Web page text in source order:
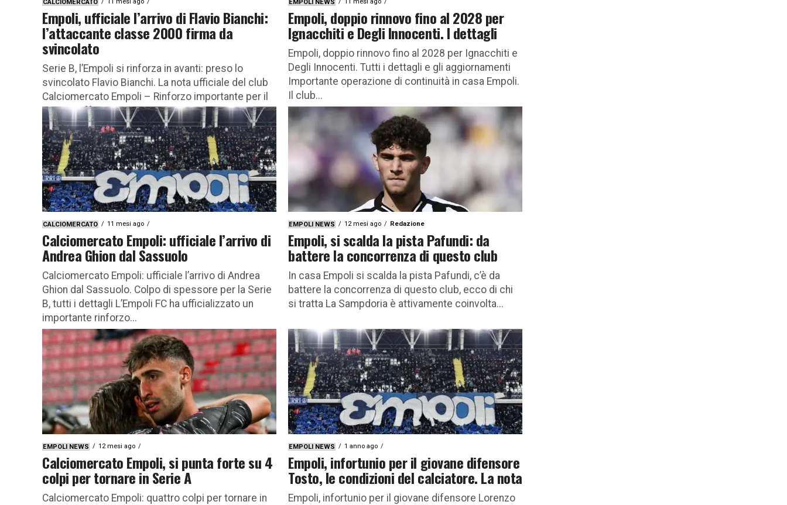
CALCIOMERCATO
Empoli, ufficiale l’arrivo di Flavio Bianchi:
l’attaccante classe 2000 firma da
svincolato
Serie B, l’Empoli si rinforza in avanti: preso lo
svincolato Flavio Bianchi. La nota ufficiale del club
Calciomercato Empoli – Rinforzo importante per il
reparto offensivo...
EMPOLI NEWS
Empoli, doppio rinnovo fino al 2028 per
Ignacchiti e Degli Innocenti. I dettagli
Empoli, doppio rinnovo fino al 2028 per Ignacchiti e
Degli Innocenti. Tutti i dettagli e gli aggiornamenti
Importante operazione di continuità in casa Empoli.
Il club...
CALCIOMERCATO 11 mesi ago
Calciomercato Empoli: ufficiale l’arrivo di
Andrea Ghion dal Sassuolo
Calciomercato Empoli: ufficiale l’arrivo di Andrea
Ghion dal Sassuolo. Colpo di spessore per la Serie
B, tutti i dettagli L’Empoli FC ha ufficializzato un
importante rinforzo...
EMPOLI NEWS 12 mesi ago Redazione
Empoli, si scalda la pista Pafundi: da
battere la concorrenza di questo club
In casa Empoli si scalda la pista Pafundi, c’è da
battere la concorrenza di questo club, ecco di chi
si tratta La Sampdoria è attivamente coinvolta...
EMPOLI NEWS 12 mesi ago
Calciomercato Empoli, si punta forte su 4
colpi per tornare in Serie A
Calciomercato Empoli: quattro colpi per tornare in
EMPOLI NEWS 1 anno ago
Empoli, infortunio per il giovane difensore
Tosto, le condizioni del calciatore. La nota
Empoli, infortunio per il giovane difensore Lorenzo